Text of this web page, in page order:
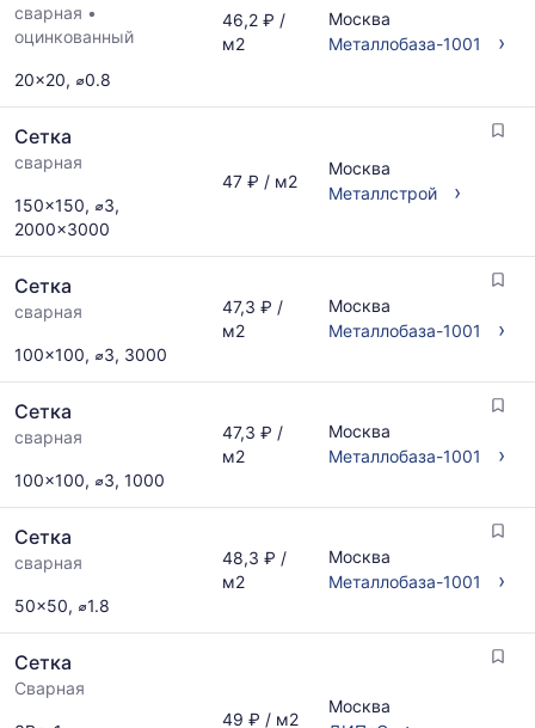
сварная •
оцинкованный
20x20, ⌀0.8
46,2 ₽ /
м2
Москва
Металлобаза-1001
›
Сетка
сварная
150x150, ⌀3,
2000x3000
47 ₽ / м2
Москва
Металлстрой
›
Сетка
сварная
100x100, ⌀3, 3000
47,3 ₽ /
м2
Москва
Металлобаза-1001
›
Сетка
сварная
100x100, ⌀3, 1000
47,3 ₽ /
м2
Москва
Металлобаза-1001
›
Сетка
сварная
50x50, ⌀1.8
48,3 ₽ /
м2
Москва
Металлобаза-1001
›
Сетка
Сварная
49 ₽ / м2
Москва